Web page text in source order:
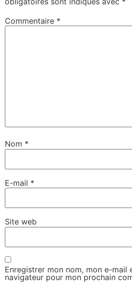
Commentaire *
Nom *
E-mail *
Site web
Enregistrer mon nom, mon e-mail
navigateur pour mon prochain